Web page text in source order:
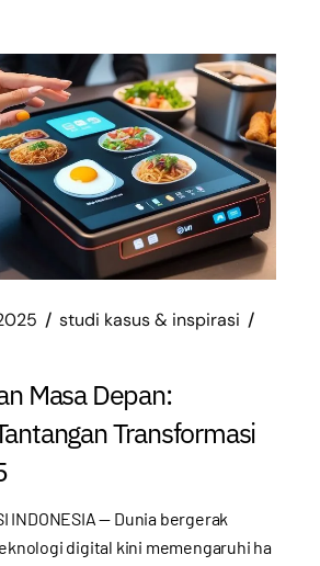
studi kasus & inspirasi
Masa Depan:
Transformasi
INDONESIA — Dunia bergerak
digital kini memengaruhi ha